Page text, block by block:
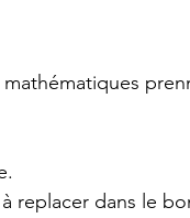
replacer dans le